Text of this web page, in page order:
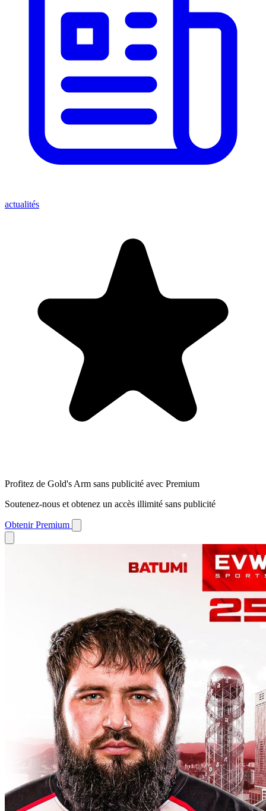
actualités
Profitez de Gold's Arm sans publicité avec Premium
Soutenez-nous et obtenez un accès illimité sans publicité
Obtenir Premium